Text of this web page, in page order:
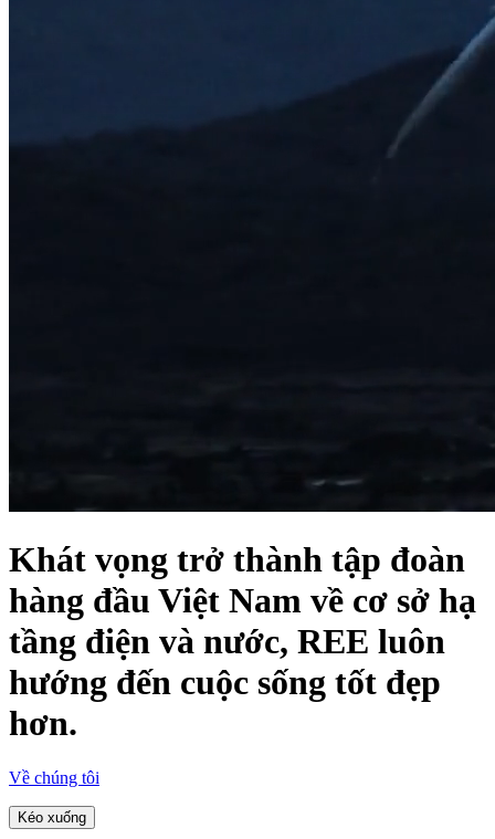
Khát vọng trở thành tập đoàn
hàng đầu Việt Nam về cơ sở hạ
tầng điện và nước, REE luôn
hướng đến cuộc sống tốt đẹp
hơn.
Về chúng tôi
Kéo xuống